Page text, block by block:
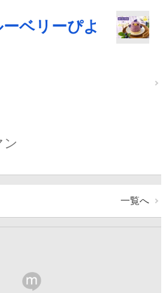
ベリーぴよ
ン
一覧へ